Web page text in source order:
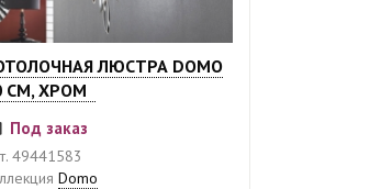
ЛЮСТРА DOMO
СМ, ХРОМ
Под заказ
49441583
Domo